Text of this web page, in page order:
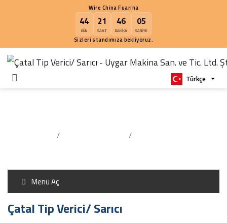
Wire China Fuarına
44
GÜN
21
SAAT
46
DAKIKA
Sizleri standımıza bekliyoruz.
Menü Aç
Çatal Tip Verici/ Sarıcı